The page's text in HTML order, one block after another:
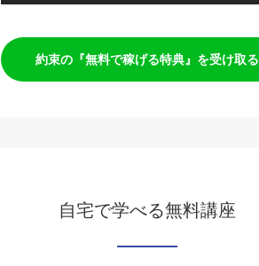
約束の『無料で稼げる特典』を受け取る
自宅で学べる無料講座